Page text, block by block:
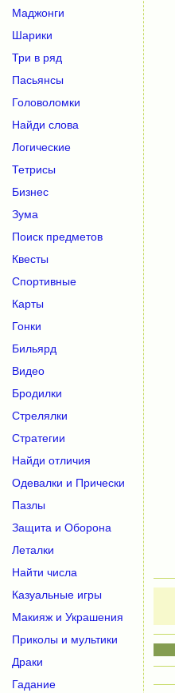
Маджонги
Шарики
Три в ряд
Пасьянсы
Головоломки
Найди слова
Логические
Тетрисы
Бизнес
Зума
Поиск предметов
Квесты
Спортивные
Карты
Гонки
Бильярд
Видео
Бродилки
Стрелялки
Стратегии
Найди отличия
Одевалки и Прически
Пазлы
Защита и Оборона
Леталки
Найти числа
Казуальные игры
Макияж и Украшения
Приколы и мультики
Драки
Гадание